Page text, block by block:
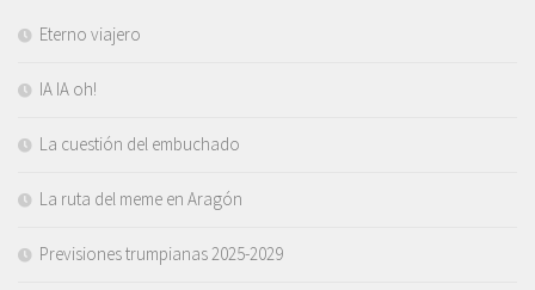
Eterno viajero
IA IA oh!
La cuestión del embuchado
La ruta del meme en Aragón
Previsiones trumpianas 2025-2029